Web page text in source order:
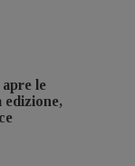
le
edizione,